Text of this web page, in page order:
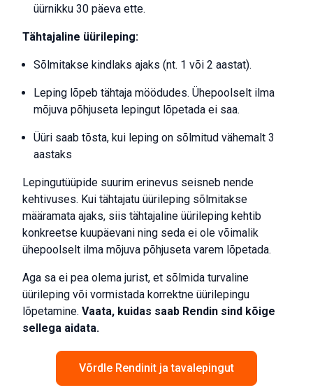
üürnikku 30 päeva ette.
Tähtajaline üürileping:
Sõlmitakse kindlaks ajaks (nt. 1 või 2 aastat).
Leping lõpeb tähtaja möödudes. Ühepoolselt ilma
mõjuva põhjuseta lepingut lõpetada ei saa.
Üüri saab tõsta, kui leping on sõlmitud vähemalt 3
aastaks
Lepingutüüpide suurim erinevus seisneb nende
kehtivuses. Kui tähtajatu üürileping sõlmitakse
määramata ajaks, siis tähtajaline üürileping kehtib
konkreetse kuupäevani ning seda ei ole võimalik
ühepoolselt ilma mõjuva põhjuseta varem lõpetada.
Aga sa ei pea olema jurist, et sõlmida turvaline
üürileping või vormistada korrektne üürilepingu
lõpetamine. Vaata, kuidas saab Rendin sind kõige
sellega aidata.
Võrdle Rendinit ja tavalepingut